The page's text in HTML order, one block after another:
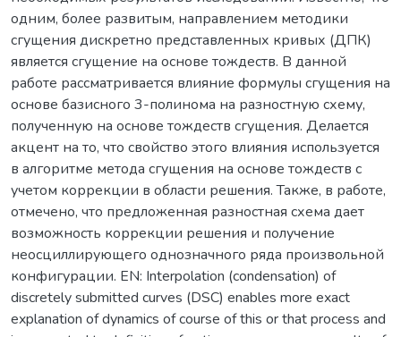
одним, более развитым, направлением методики
сгущения дискретно представленных кривых (ДПК)
является сгущение на основе тождеств. В данной
работе рассматривается влияние формулы сгущения на
основе базисного 3-полинома на разностную схему,
полученную на основе тождеств сгущения. Делается
акцент на то, что свойство этого влияния используется
в алгоритме метода сгущения на основе тождеств с
учетом коррекции в области решения. Также, в работе,
отмечено, что предложенная разностная схема дает
возможность коррекции решения и получение
неосциллирующего однозначного ряда произвольной
конфигурации. EN: Interpolation (condensation) of
discretely submitted curves (DSC) enables more exact
explanation of dynamics of course of this or that process and